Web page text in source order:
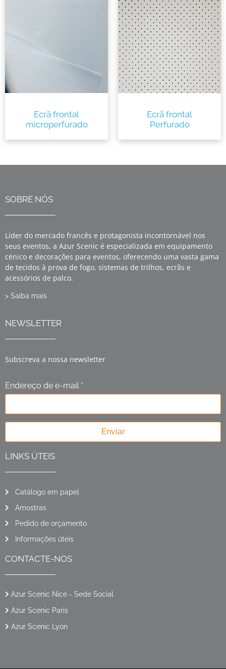
Ecrã frontal
microperfurado
Ecrã frontal
Perfurado
SOBRE NÓS
Líder do mercado francês e protagonista incontornável nos
seus eventos, a Azur Scenic é especializada em equipamento
cénico e decorações para eventos, oferecendo uma vasta gama
de tecidos à prova de fogo, sistemas de trilhos, ecrãs e
acessórios de palco.
> Saiba mais
NEWSLETTER
Subscreva a nossa newsletter
Endereço de e-mail *
Enviar
LINKS ÚTEIS
Catálogo em papel
Amostras
Pedido de orçamento
Informações úteis
CONTACTE-NOS
Azur Scenic Nice - Sede Social
Azur Scenic Paris
Azur Scenic Lyon